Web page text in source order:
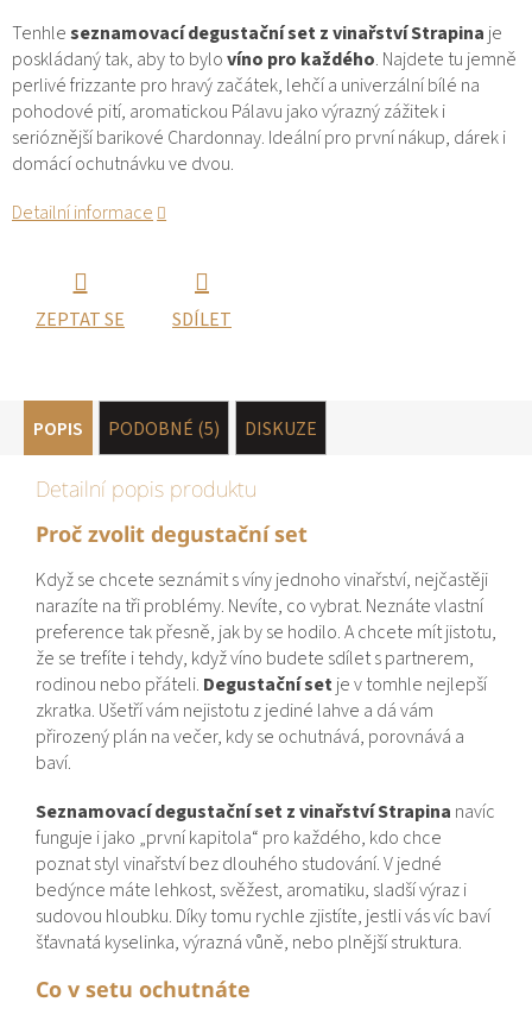
Tenhleseznamovací degustační set z vinařství Strapina je
poskládaný tak, aby to bylovíno pro každého. Najdete tu jemně
perlivé frizzante pro hravý začátek, lehčí a univerzální bílé na
pohodové pití, aromatickou Pálavu jako výrazný zážitek i
serióznější barikové Chardonnay. Ideální pro první nákup, dárek i
domácí ochutnávku ve dvou.
Detailní informace
ZEPTAT SE SDÍLET
POPIS PODOBNÉ (5) DISKUZE
Detailní popis produktu
Proč zvolit degustační set
Když se chcete seznámit s víny jednoho vinařství, nejčastěji
narazíte na tři problémy. Nevíte, co vybrat. Neznáte vlastní
preference tak přesně, jak by se hodilo. A chcete mít jistotu,
že se trefíte i tehdy, když víno budete sdílet s partnerem,
rodinou nebo přáteli. Degustační setje v tomhle nejlepší
zkratka. Ušetří vám nejistotu z jediné lahve a dá vám
přirozený plán na večer, kdy se ochutnává, porovnává a
baví.
Seznamovací degustační set z vinařství Strapina navíc
funguje i jako „první kapitola“ pro každého, kdo chce
poznat styl vinařství bez dlouhého studování. V jedné
bedýnce máte lehkost, svěžest, aromatiku, sladší výraz i
sudovou hloubku. Díky tomu rychle zjistíte, jestli vás víc baví
šťavnatá kyselinka, výrazná vůně, nebo plnější struktura.
Co v setu ochutnáte